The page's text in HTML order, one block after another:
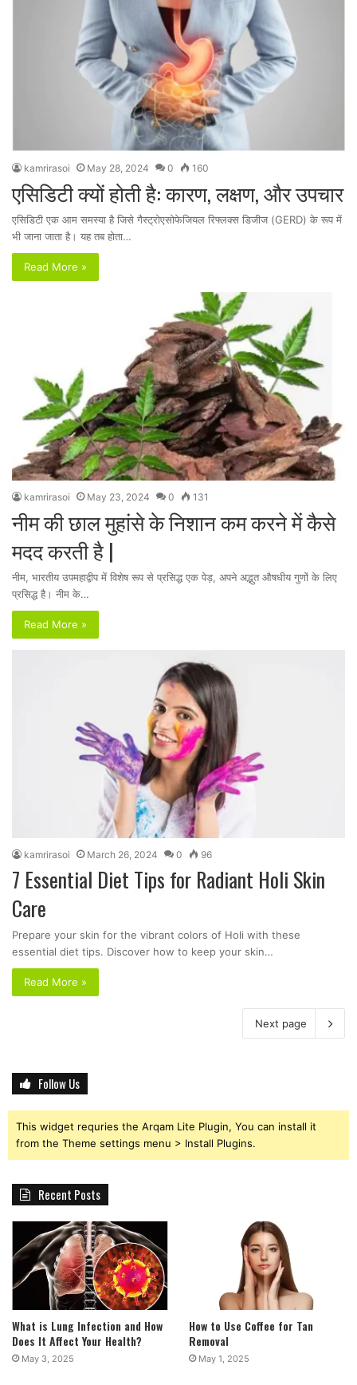
kamrirasoi May 28, 2024 0 160
एसिडिटी क्यों होती है: कारण, लक्षण, और उपचार
एसिडिटी एक आम समस्या है जिसे गैस्ट्रोएसोफेजियल रिफ्लक्स डिजीज (GERD) के रूप में
भी जाना जाता है। यह तब होता…
Read More »
kamrirasoi May 23, 2024 0 131
नीम की छाल मुहांसे के निशान कम करने में कैसे
मदद करती है |
नीम, भारतीय उपमहाद्वीप में विशेष रूप से प्रसिद्ध एक पेड़, अपने अद्भुत औषधीय गुणों के लिए
प्रसिद्ध है। नीम के…
Read More »
kamrirasoi March 26, 2024 0 96
7 Essential Diet Tips for Radiant Holi Skin
Care
Prepare your skin for the vibrant colors of Holi with these
essential diet tips. Discover how to keep your skin…
Read More »
Next page
Follow Us
This widget requries the Arqam Lite Plugin, You can install it
from the Theme settings menu > Install Plugins.
Recent Posts
What is Lung Infection and How
Does It Affect Your Health?
May 3, 2025
How to Use Coffee for Tan
Removal
May 1, 2025